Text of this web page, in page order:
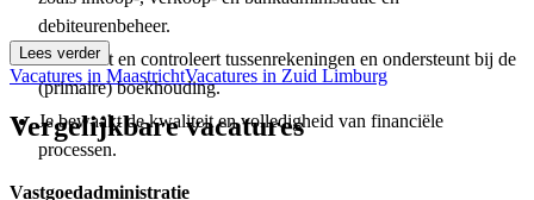
debiteurenbeheer.
Je beheert en controleert tussenrekeningen en ondersteunt bij de
(primaire) boekhouding.
Je bewaakt de kwaliteit en volledigheid van financiële
processen.
Vastgoedadministratie
Lees verder
Vacatures in MaastrichtVacatures in Zuid Limburg
Vergelijkbare vacatures